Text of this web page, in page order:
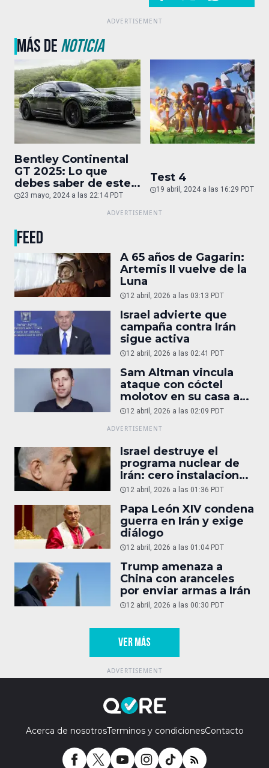
MÁS DENOTICIA
Bentley Continental
GT 2025: Lo que
debes saber de este
auto de superlujo
23 mayo, 2024 a las 22:14 PDT
Test 4
19 abril, 2024 a las 16:29 PDT
FEED
A 65 años de Gagarin:
Artemis II vuelve de la
Luna
12 abril, 2026 a las 03:13 PDT
Israel advierte que
campaña contra Irán
sigue activa
12 abril, 2026 a las 02:41 PDT
Sam Altman vincula
ataque con cóctel
molotov en su casa a
reportaje
12 abril, 2026 a las 02:09 PDT
Israel destruye el
programa nuclear de
Irán: cero instalaciones
operativas
12 abril, 2026 a las 01:36 PDT
Papa León XIV condena
guerra en Irán y exige
diálogo
12 abril, 2026 a las 01:04 PDT
Trump amenaza a
China con aranceles
por enviar armas a Irán
12 abril, 2026 a las 00:30 PDT
VER MÁS
Acerca de nosotrosTerminos y condicionesContacto